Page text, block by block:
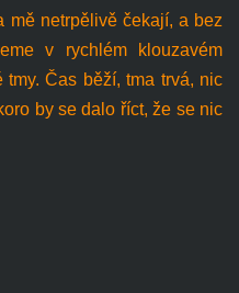
mě netrpělivě čekají, a bez
v rychlém klouzavém
Čas běží, tma trvá, nic
by se dalo říct, že se nic